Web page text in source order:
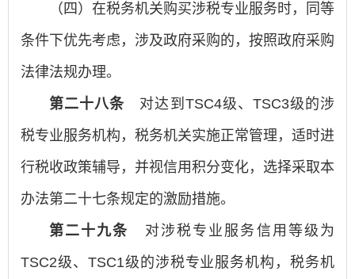
（四）在税务机关购买涉税专业服务时，同等
条件下优先考虑，涉及政府采购的，按照政府采购
法律法规办理。
第二十八条 对达到TSC4级、TSC3级的涉
税专业服务机构，税务机关实施正常管理，适时进
行税收政策辅导，并视信用积分变化，选择采取本
办法第二十七条规定的激励措施。
第二十九条
对涉税专业服务信用等级为
TSC2级、TSC1级的涉税专业服务机构，税务机